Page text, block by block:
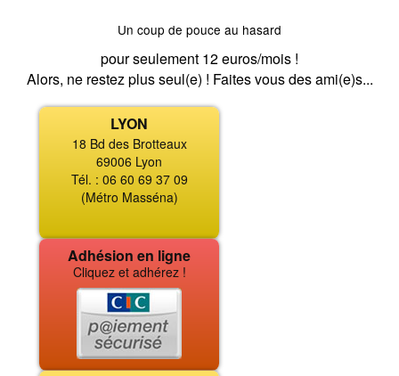
Un coup de pouce au hasard
pour seulement 12 euros/mois !
Alors, ne restez plus seul(e) ! Faites vous des ami(e)s...
LYON
18 Bd des Brotteaux
69006 Lyon
Tél. : 06 60 69 37 09
(Métro Masséna)
Adhésion en ligne
Cliquez et adhérez !